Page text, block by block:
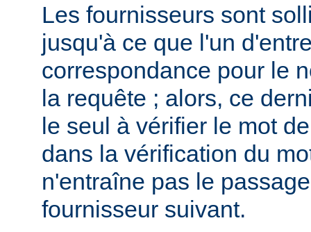
Les fournisseurs sont
jusqu'à ce que l'un
correspondance pour le
la requête ; alors, ce
le seul à vérifier le mot
dans la vérification du
n'entraîne pas le
fournisseur suivant.